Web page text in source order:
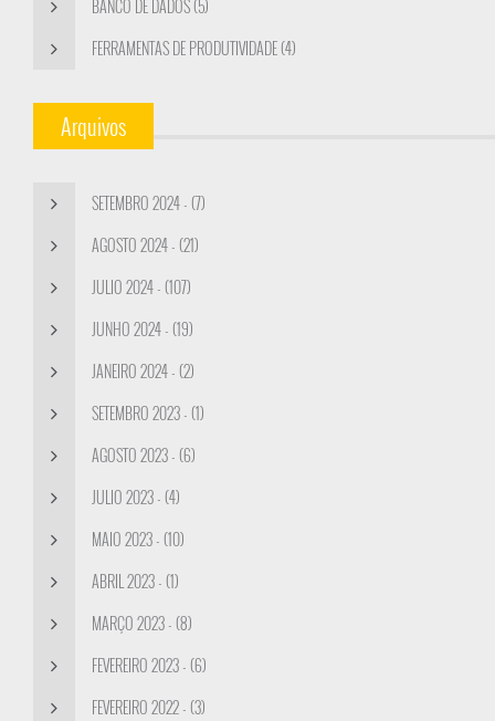
BANCO DE DADOS (5)
FERRAMENTAS DE PRODUTIVIDADE (4)
Arquivos
SETEMBRO 2024 - (7)
AGOSTO 2024 - (21)
JULIO 2024 - (107)
JUNHO 2024 - (19)
JANEIRO 2024 - (2)
SETEMBRO 2023 - (1)
AGOSTO 2023 - (6)
JULIO 2023 - (4)
MAIO 2023 - (10)
ABRIL 2023 - (1)
MARÇO 2023 - (8)
FEVEREIRO 2023 - (6)
FEVEREIRO 2022 - (3)